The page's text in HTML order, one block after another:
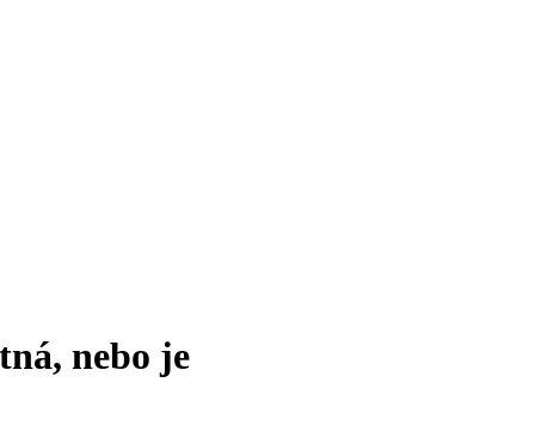
nebo je